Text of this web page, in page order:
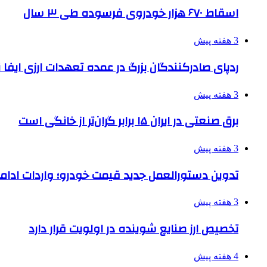
اسقاط ۶۷۰ هزار خودروی فرسوده طی ۳ سال
3 هفته پیش
ردپای صادرکنندگان بزرگ در عمده تعهدات ارزی
3 هفته پیش
برق صنعتی در ایران ۱۵ برابر گران‌تر از خانگی است
3 هفته پیش
تدوین دستورالعمل جدید قیمت خودرو؛ واردات
3 هفته پیش
تخصیص ارز صنایع شوینده در اولویت قرار دارد
4 هفته پیش